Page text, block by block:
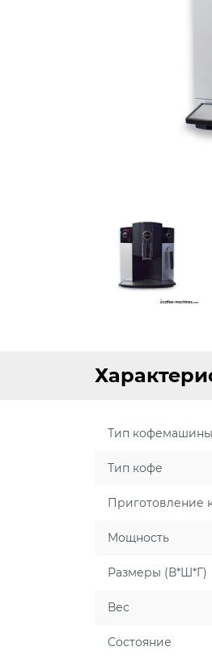
Тип кофемашины
Тип кофе
Приготовление
Мощность
Размеры (В*Ш*Г)
Вес
Состояние